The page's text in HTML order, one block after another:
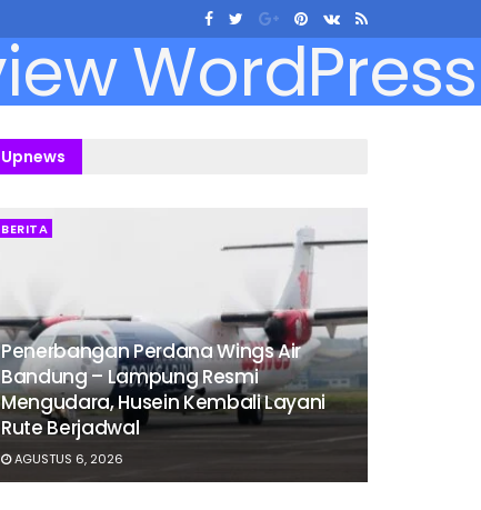
Upnews
BERITA
Penerbangan Perdana Wings Air
Bandung – Lampung Resmi
Mengudara, Husein Kembali Layani
Rute Berjadwal
AGUSTUS 6, 2026